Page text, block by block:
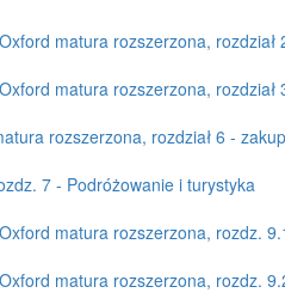
matura rozszerzona, rozdział
matura rozszerzona, rozdział
rozszerzona, rozdział 6 -
7 - Podróżowanie i turystyka
matura rozszerzona, rozdz.
matura rozszerzona, rozdz.